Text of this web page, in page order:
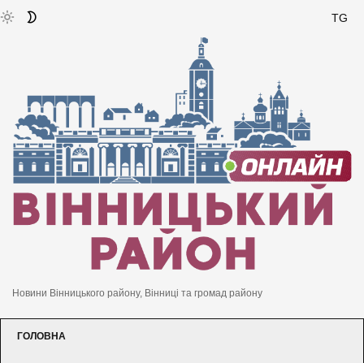
TG
Новини Вінницького району, Вінниці та громад району
ГОЛОВНА